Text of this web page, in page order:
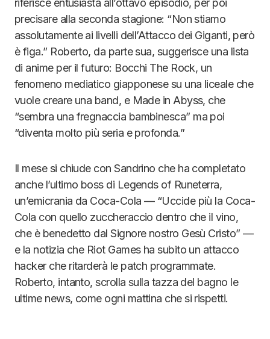
riferisce entusiasta all’ottavo episodio, per poi
precisare alla seconda stagione: “Non stiamo
assolutamente ai livelli dell’Attacco dei Giganti, però
è figa.” Roberto, da parte sua, suggerisce una lista
di anime per il futuro: Bocchi The Rock, un
fenomeno mediatico giapponese su una liceale che
vuole creare una band, e Made in Abyss, che
“sembra una fregnaccia bambinesca” ma poi
“diventa molto più seria e profonda.”
Il mese si chiude con Sandrino che ha completato
anche l’ultimo boss di Legends of Runeterra,
un’emicrania da Coca-Cola — “Uccide più la Coca-
Cola con quello zuccheraccio dentro che il vino,
che è benedetto dal Signore nostro Gesù Cristo” —
e la notizia che Riot Games ha subito un attacco
hacker che ritarderà le patch programmate.
Roberto, intanto, scrolla sulla tazza del bagno le
ultime news, come ogni mattina che si rispetti.